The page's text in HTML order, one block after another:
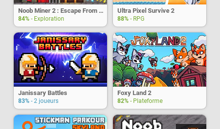
Noob Miner 2 : Escape From Prison
84% - Exploration
Ultra Pixel Survive 2
88% - RPG
Janissary Battles
83% - 2 joueurs
Foxy Land 2
82% - Plateforme